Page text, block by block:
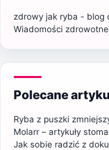
zdrowy jak ryba - blog
Wiadomości zdrowotne
Polecane
Ryba z puszki
Molarr – artykuły
Jak sobie radzić z